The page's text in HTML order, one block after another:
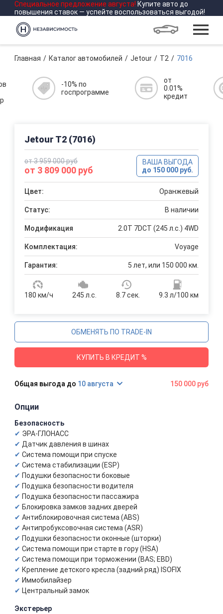
Специальное предложение августа! Купите авто до
повышения ставок — успейте воспользоваться выгодой!
Главная Каталог автомобилей Jetour T2 7016
-10% по
госпрограмме
от
0.01%
кредит
Jetour T2 (7016)
от 3 959 000 руб
от 3 809 000 руб
ВАША ВЫГОДА
до 150 000 руб.
Цвет: Оранжевый
Статус: В наличии
Модификация 2.0T 7DCT (245 л.с.) 4WD
Комплектация: Voyage
Гарантия: 5 лет, или 150 000 км.
180 км/ч 245 л.с. 8.7 сек. 9.3 л/100 км
КУПИТЬ В КРЕДИТ %
ОБМЕНЯТЬ ПО TRADE-IN
10 августа 150 000 руб
Опции
Безопасность
ЭРА-ГЛОНАСС
Датчик давления в шинах
Система помощи при спуске
Система стабилизации (ESP)
Подушки безопасности боковые
Подушка безопасности водителя
Подушка безопасности пассажира
Блокировка замков задних дверей
Антиблокировочная система (ABS)
Антипробуксовочная система (ASR)
Подушки безопасности оконные (шторки)
Система помощи при старте в гору (HSA)
Система помощи при торможении (BAS; EBD)
Крепление детского кресла (задний ряд) ISOFIX
Иммобилайзер
Центральный замок
Экстерьер